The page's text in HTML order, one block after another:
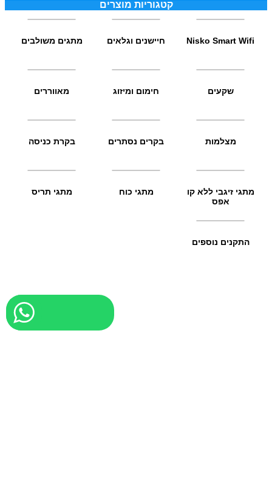
קטגוריות מוצרים
Nisko Smart Wifi חיישנים וגלאים מתגים משולבים
שקעים חימום ומיזוג מאווררים
מצלמות בקרים נסתרים בקרת כניסה
מתגי זיגבי ללא קו
אפס
מתגי כוח מתגי תריס
התקנים נוספים